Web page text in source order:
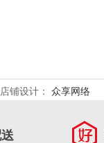
店铺设计： 众享网络